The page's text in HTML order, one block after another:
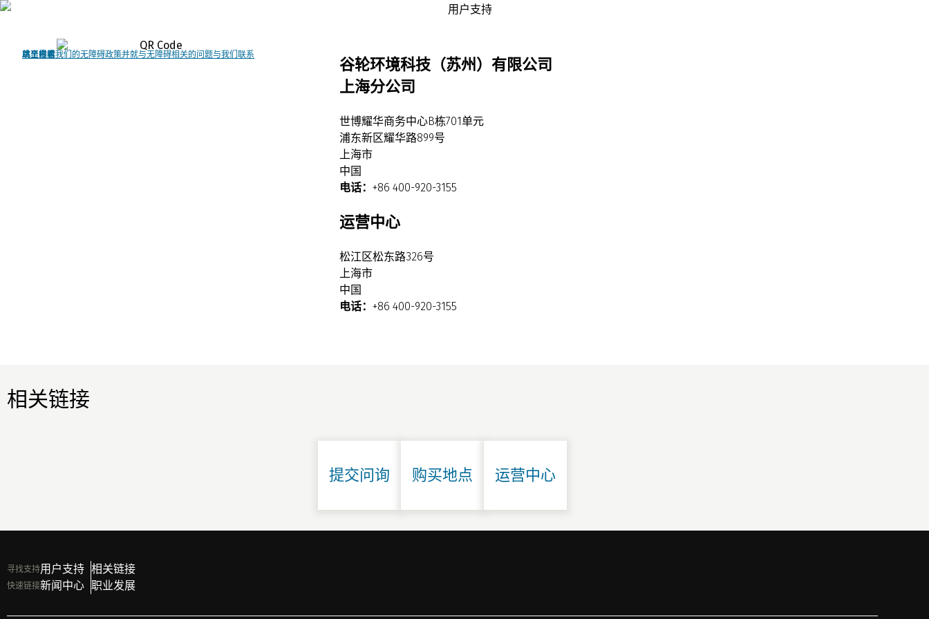
单击查看我们的无障碍政策并就与无障碍相关的问题与我们联系
跳至导航
跳至内容
跳至搜索
谷轮环境科技（苏州）有限公司
上海分公司
世博耀华商务中心B栋701单元
浦东新区耀华路899号
上海市
中国
电话：+86 400-920-3155
运营中心
松江区松东路326号
上海市
中国
电话：+86 400-920-3155
相关链接
提交问询 购买地点 运营中心
寻找支持用户支持 相关链接
快速链接新闻中心 职业发展